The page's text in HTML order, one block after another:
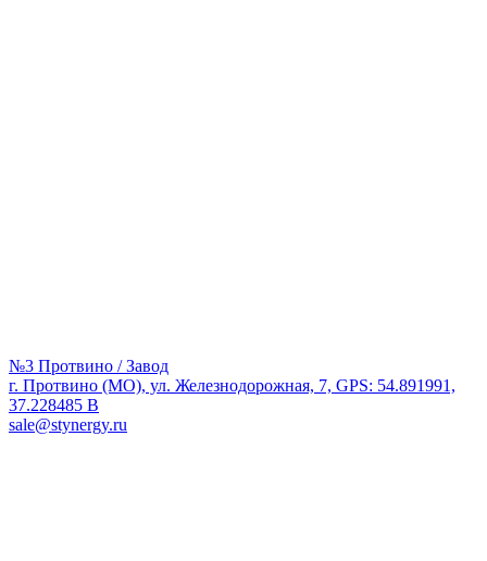
№3 Протвино / Завод
г. Протвино (МО), ул. Железнодорожная, 7, GPS: 54.891991,
37.228485 В
sale@stynergy.ru